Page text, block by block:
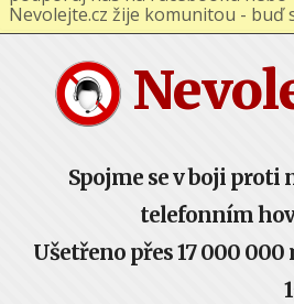
Spojme se v boji proti
telefonním
Ušetřeno přes 17 000
Nevolejte.cz žije komunitou - buď